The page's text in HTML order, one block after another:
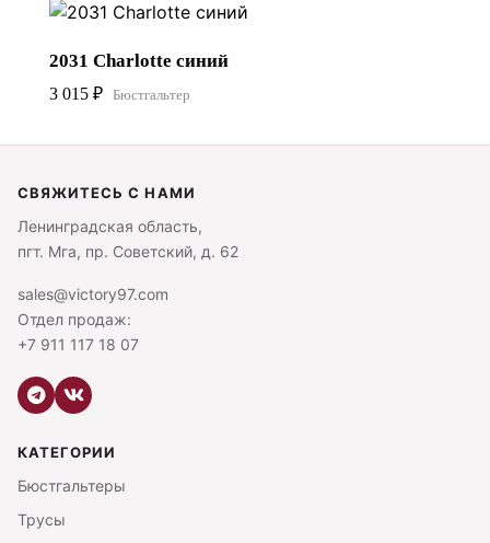
2031 Charlotte синий
3 015 ₽ Бюстгальтер
СВЯЖИТЕСЬ С НАМИ
Ленинградская область,
пгт. Мга, пр. Советский, д. 62
sales@victory97.com
Отдел продаж:
+7 911 117 18 07
КАТЕГОРИИ
Бюстгальтеры
Трусы